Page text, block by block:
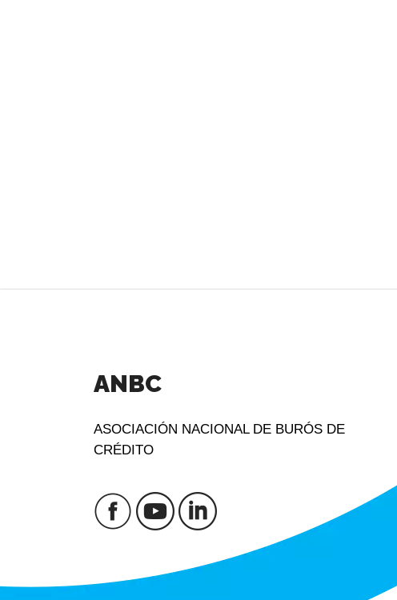
ANBC
ASOCIACIÓN NACIONAL DE BURÓS DE
CRÉDITO